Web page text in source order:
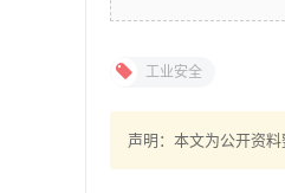
工业安全
声明：本文为公开资